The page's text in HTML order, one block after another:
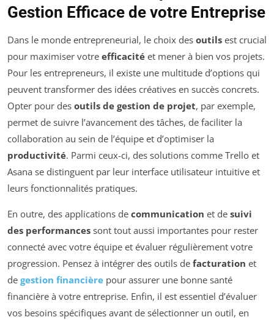
Gestion Efficace de votre Entreprise
Dans le monde entrepreneurial, le choix des outils est crucial
pour maximiser votre efficacité et mener à bien vos projets.
Pour les entrepreneurs, il existe une multitude d’options qui
peuvent transformer des idées créatives en succès concrets.
Opter pour des outils de gestion de projet, par exemple,
permet de suivre l’avancement des tâches, de faciliter la
collaboration au sein de l’équipe et d’optimiser la
productivité. Parmi ceux-ci, des solutions comme Trello et
Asana se distinguent par leur interface utilisateur intuitive et
leurs fonctionnalités pratiques.
En outre, des applications de communication et de suivi
des performances sont tout aussi importantes pour rester
connecté avec votre équipe et évaluer régulièrement votre
progression. Pensez à intégrer des outils de facturation et
de gestion financière pour assurer une bonne santé
financière à votre entreprise. Enfin, il est essentiel d’évaluer
vos besoins spécifiques avant de sélectionner un outil, en